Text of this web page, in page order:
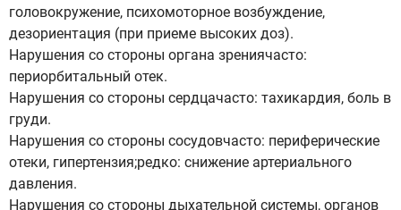
головокружение, психомоторное возбуждение,
дезориентация (при приеме высоких доз).
Нарушения со стороны органа зрениячасто:
периорбитальный отек.
Нарушения со стороны сердцачасто: тахикардия, боль в
груди.
Нарушения со стороны сосудовчасто: периферические
отеки, гипертензия;редко: снижение артериального
давления.
Нарушения со стороны дыхательной системы, органов